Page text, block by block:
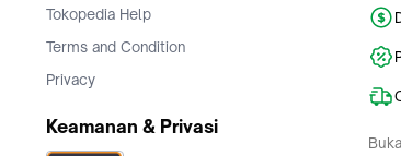
Tokopedia Help
Terms and Condition
Privacy
Keamanan & Privasi